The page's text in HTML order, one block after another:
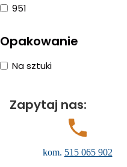
951
Opakowanie
Na sztuki
Zapytaj nas:
kom. 515 065 902